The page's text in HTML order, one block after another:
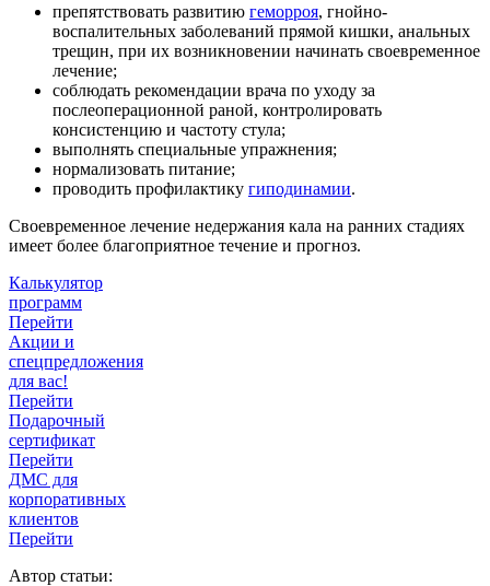
препятствовать развитию геморроя, гнойно-
воспалительных заболеваний прямой кишки, анальных
трещин, при их возникновении начинать своевременное
лечение;
соблюдать рекомендации врача по уходу за
послеоперационной раной, контролировать
консистенцию и частоту стула;
выполнять специальные упражнения;
нормализовать питание;
проводить профилактику гиподинамии.
Своевременное лечение недержания кала на ранних стадиях
имеет более благоприятное течение и прогноз.
Калькулятор
программ
Перейти
Акции и
спецпредложения
для вас!
Перейти
Подарочный
сертификат
Перейти
ДМС для
корпоративных
клиентов
Перейти
Автор статьи: